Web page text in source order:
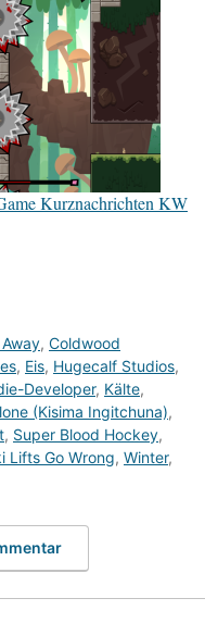
Kurznachrichten KW
, Coldwood
, Eis, Hugecalf Studios,
Developer, Kälte,
(Kisima Ingitchuna),
, Super Blood Hockey,
Lifts Go Wrong, Winter,